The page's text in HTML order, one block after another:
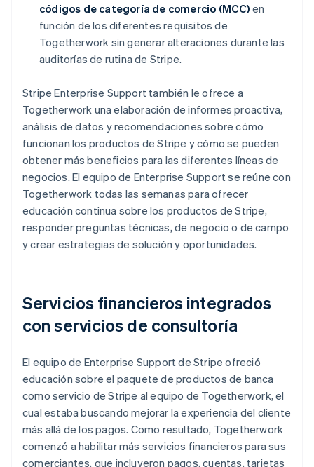
códigos de categoría de comercio (MCC) en
función de los diferentes requisitos de
Togetherwork sin generar alteraciones durante las
auditorías de rutina de Stripe.
Stripe Enterprise Support también le ofrece a
Togetherwork una elaboración de informes proactiva,
análisis de datos y recomendaciones sobre cómo
funcionan los productos de Stripe y cómo se pueden
obtener más beneficios para las diferentes líneas de
negocios. El equipo de Enterprise Support se reúne con
Togetherwork todas las semanas para ofrecer
educación continua sobre los productos de Stripe,
responder preguntas técnicas, de negocio o de campo
y crear estrategias de solución y oportunidades.
Servicios financieros integrados
con servicios de consultoría
El equipo de Enterprise Support de Stripe ofreció
educación sobre el paquete de productos de banca
como servicio de Stripe al equipo de Togetherwork, el
cual estaba buscando mejorar la experiencia del cliente
más allá de los pagos. Como resultado, Togetherwork
comenzó a habilitar más servicios financieros para sus
comerciantes, que incluyeron pagos, cuentas, tarjetas